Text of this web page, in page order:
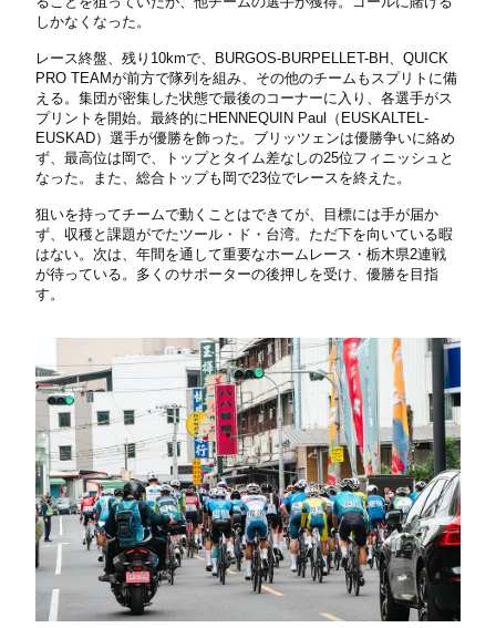
しかなくなった。
レース終盤、残り10kmで、BURGOS-BURPELLET-BH、QUICK
PRO TEAMが前方で隊列を組み、その他のチームもスプリトに備
える。集団が密集した状態で最後のコーナーに入り、各選手がス
プリントを開始。最終的にHENNEQUIN Paul（EUSKALTEL-
EUSKAD）選手が優勝を飾った。ブリッツェンは優勝争いに絡め
ず、最高位は岡で、トップとタイム差なしの25位フィニッシュと
なった。また、総合トップも岡で23位でレースを終えた。
狙いを持ってチームで動くことはできてが、目標には手が届か
ず、収穫と課題がでたツール・ド・台湾。ただ下を向いている暇
はない。次は、年間を通して重要なホームレース・栃木県2連戦
が待っている。多くのサポーターの後押しを受け、優勝を目指
す。